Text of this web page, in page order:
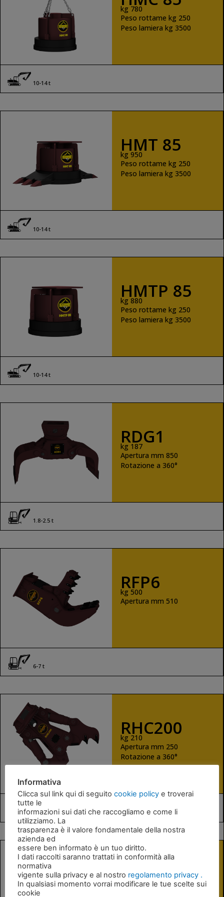
kg 780
Peso rottame kg 250
Peso lamiera kg 3500
10-14 t
HMT 85
kg 950
Peso rottame kg 250
Peso lamiera kg 3500
10-14 t
HMTP 85
kg 880
Peso rottame kg 250
Peso lamiera kg 3500
10-14 t
RDG1
kg 187
Apertura mm 850
Rotazione a 360°
1.8-2.5 t
RFP6
kg 500
Apertura mm 510
6-7 t
RHC200
kg 210
Apertura mm 250
Rotazione a 360°
1.5-3 t
RHS6
kg 640
Informativa
Clicca sul link qui di seguito cookie policy e troverai
tutte le
informazioni sui dati che raccogliamo e come li
utilizziamo. La
trasparenza è il valore fondamentale della nostra
azienda ed
essere ben informato è un tuo diritto.
I dati raccolti saranno trattati in conformità alla
normativa
vigente sulla privacy e al nostro regolamento privacy .
In qualsiasi momento vorrai modificare le tue scelte sui
cookie